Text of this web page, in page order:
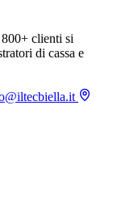
clienti si
di cassa e